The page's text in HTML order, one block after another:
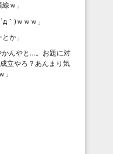
ｗ 」
｀)ｗｗｗ 」
とか 」
んやと…。お題に対
立やろ？あんまり気
」